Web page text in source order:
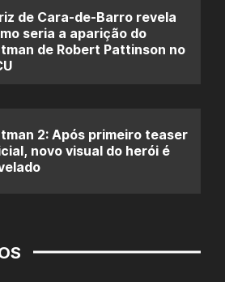
de Cara-de-Barro revela
seria a aparição do
de Robert Pattinson no
2: Após primeiro teaser
novo visual do herói é